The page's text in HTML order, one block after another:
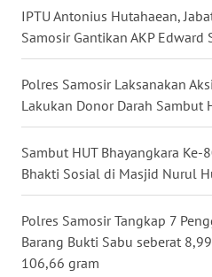
IPTU Antonius Hutahaean,
Samosir Gantikan AKP Edward
Polres Samosir Laksanakan
Lakukan Donor Darah Sambut
Sambut HUT Bhayangkara Ke-
Bhakti Sosial di Masjid Nurul
Polres Samosir Tangkap 7
Barang Bukti Sabu seberat
106,66 gram
WN
WN
DEPOK